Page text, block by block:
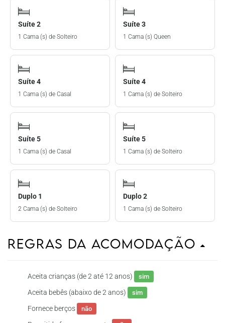
Suíte 2
1 Cama (s) de Solteiro
Suíte 3
1 Cama (s) Queen
Suíte 4
1 Cama (s) de Casal
Suíte 4
1 Cama (s) de Solteiro
Suíte 5
1 Cama (s) de Casal
Suíte 5
1 Cama (s) de Solteiro
Duplo 1
2 Cama (s) de Solteiro
Duplo 2
1 Cama (s) de Solteiro
Regras da Acomodação
Aceita crianças (de 2 até 12 anos) sim
Aceita bebês (abaixo de 2 anos) sim
Fornece berços não